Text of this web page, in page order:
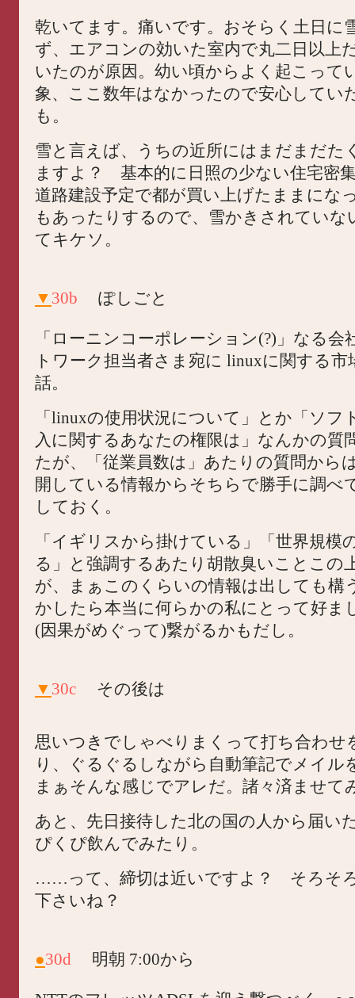
乾いてます。痛いです。おそらく土日に
ず、エアコンの効いた室内で丸二日以上
いたのが原因。幼い頃からよく起こって
象、ここ数年はなかったので安心してい
も。
雪と言えば、うちの近所にはまだまだた
ますよ？ 基本的に日照の少ない住宅密
道路建設予定で都が買い上げたままにな
もあったりするので、雪かきされていな
てキケソ。
▼ 30b ぽしごと
「ローニンコーポレーション(?)」なる会
トワーク担当者さま宛に linuxに関する市
話。
「linuxの使用状況について」とか「ソフ
入に関するあなたの権限は」なんかの質
たが、「従業員数は」あたりの質問から
開している情報からそちらで勝手に調べ
しておく。
「イギリスから掛けている」「世界規模
る」と強調するあたり胡散臭いことこの
が、まぁこのくらいの情報は出しても構
かしたら本当に何らかの私にとって好ま
(因果がめぐって)繋がるかもだし。
▼ 30c その後は
思いつきでしゃべりまくって打ち合わせ
り、ぐるぐるしながら自動筆記でメイル
まぁそんな感じでアレだ。諸々済ませて
あと、先日接待した北の国の人から届い
ぴくぴ飲んでみたり。
……って、締切は近いですよ？ そろそ
下さいね？
●30d 明朝 7:00から